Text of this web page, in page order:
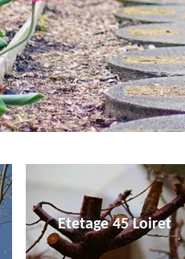
Etetage 45 Loiret